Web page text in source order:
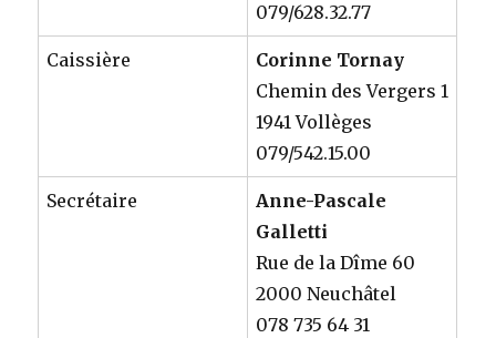
079/628.32.77
Caissière
Corinne Tornay
Chemin des Vergers 1
1941 Vollèges
079/542.15.00
Secrétaire
Anne-Pascale
Galletti
Rue de la Dîme 60
2000 Neuchâtel
078 735 64 31